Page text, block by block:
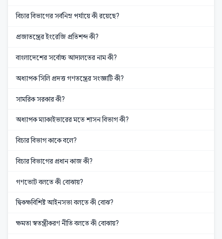
বিচার বিভাগের সর্বনিম্ন পর্যায়ে কী রয়েছে?
প্রজাতন্ত্রের ইংরেজি প্রতিশব্দ কী?
বাংলাদেশের সর্বোচ্চ আদালতের নাম কী?
অধ্যাপক সিলি প্রদত্ত গণতন্ত্রের সংজ্ঞাটি কী?
সামরিক সরকার কী?
অধ্যাপক ম্যাকাইভারের মতে শাসন বিভাগ কী?
বিচার বিভাগ কাকে বলে?
বিচার বিভাগের প্রধান কাজ কী?
গণভোট বলতে কী বোঝায়?
দ্বিকক্ষবিশিষ্ট আইনসভা বলতে কী বোঝ?
ক্ষমতা স্বতন্ত্রীকরণ নীতি বলতে কী বোঝায়?